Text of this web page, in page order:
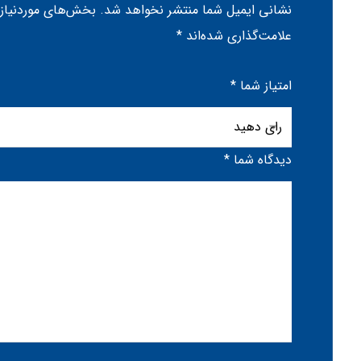
نشانی ایمیل شما منتشر نخواهد شد. بخش‌های موردنیاز
علامت‌گذاری شده‌اند *
امتیاز شما *
دیدگاه شما *